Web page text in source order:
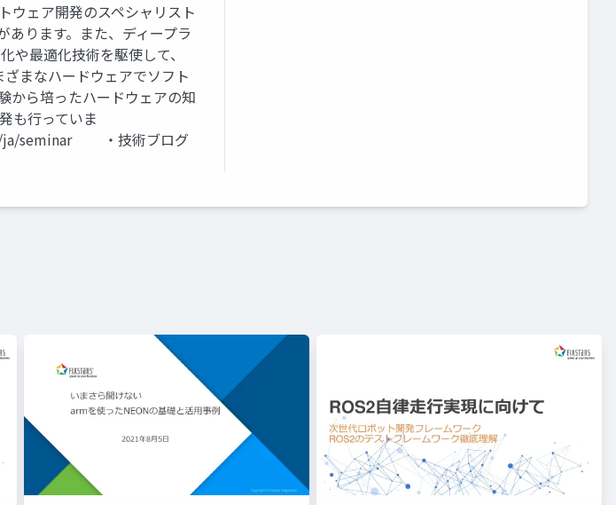
ウェア開発のスペシャリスト
あります。また、ディープラ
や最適化技術を駆使して、
まなハードウェアでソフト
から培ったハードウェアの知
も行っていま
seminar ・技術ブログ